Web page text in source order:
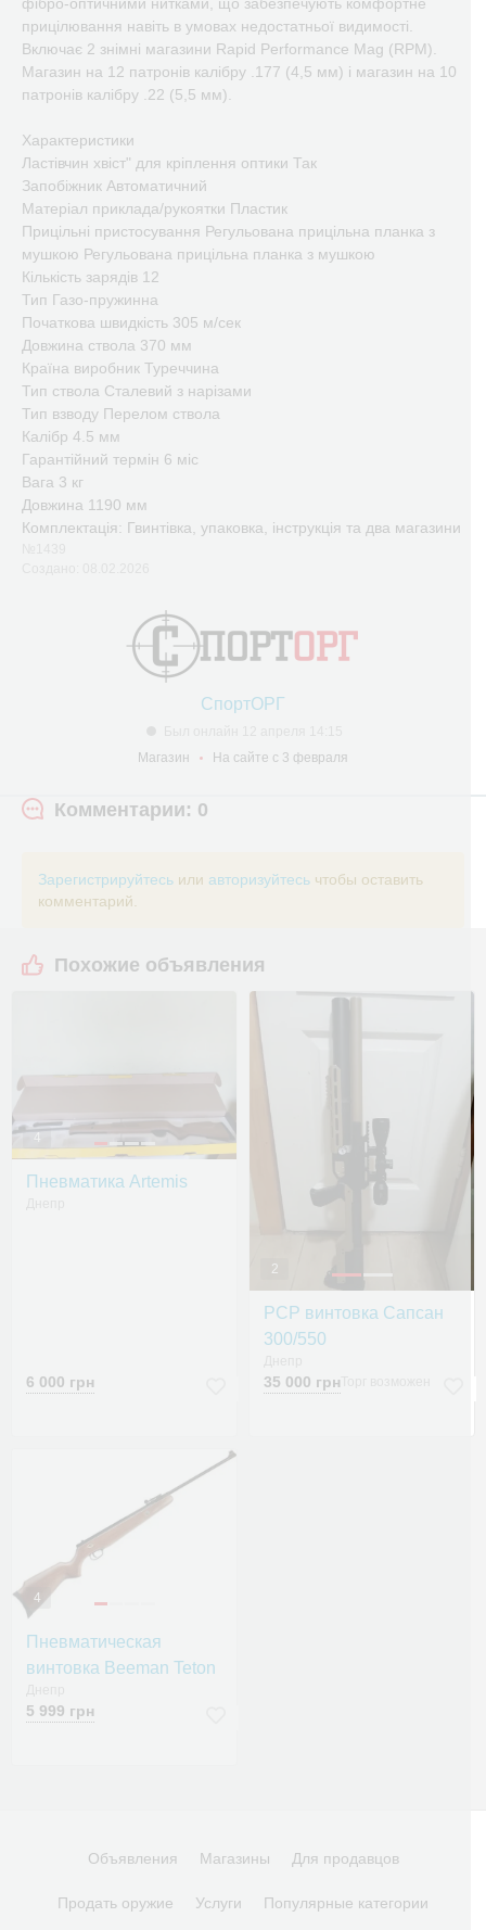
прицілювання навіть в умовах недостатньої видимості.
Включає 2 знімні магазини Rapid Performance Mag (RPM).
Магазин на 12 патронів калібру .177 (4,5 мм) і магазин на 10
патронів калібру .22 (5,5 мм).
Характеристики
Ластівчин хвіст" для кріплення оптики Так
Запобіжник Автоматичний
Матеріал приклада/рукоятки Пластик
Прицільні пристосування Регульована прицільна планка з
мушкою Регульована прицільна планка з мушкою
Кількість зарядів 12
Тип Газо-пружинна
Початкова швидкість 305 м/сек
Довжина ствола 370 мм
Країна виробник Туреччина
Тип ствола Сталевий з нарізами
Тип взводу Перелом ствола
Калібр 4.5 мм
Гарантійний термін 6 міс
Вага 3 кг
Довжина 1190 мм
Комплектація: Гвинтівка, упаковка, інструкція та два магазини
СпортОРГ
Магазин
На сайте с 3 февраля
Комментарии: 0
Зарегистрируйтесь или авторизуйтесь чтобы оставить
комментарий.
Похожие объявления
Пневматика Artemis
6 000 грн
2
PCP винтовка Сапсан
300/550
35 000 грн
4
Пневматическая
винтовка Beeman Teton
5 999 грн
Объявления Магазины Для продавцов
Продать оружие Услуги Популярные категории